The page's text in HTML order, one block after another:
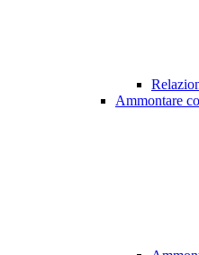
Ammontare